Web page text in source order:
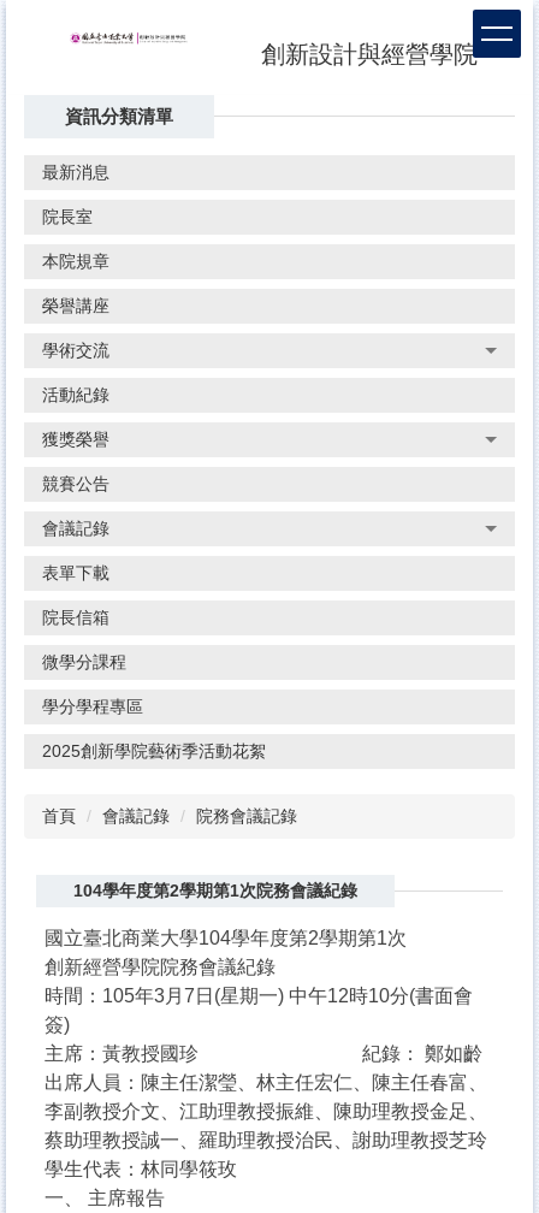
創新設計與經營學院
資訊分類清單
最新消息
院長室
本院規章
榮譽講座
學術交流
活動紀錄
獲獎榮譽
競賽公告
會議記錄
表單下載
院長信箱
微學分課程
學分學程專區
2025創新學院藝術季活動花絮
首頁 會議記錄 院務會議記錄
104學年度第2學期第1次院務會議紀錄
國立臺北商業大學104學年度第2學期第1次
創新經營學院院務會議紀錄
時間：105年3月7日(星期一) 中午12時10分(書面會
簽)
主席：黃教授國珍 紀錄： 鄭如齡
出席人員：陳主任潔瑩、林主任宏仁、陳主任春富、
李副教授介文、江助理教授振維、陳助理教授金足、
蔡助理教授誠一、羅助理教授治民、謝助理教授芝玲
學生代表：林同學筱玫
一、 主席報告